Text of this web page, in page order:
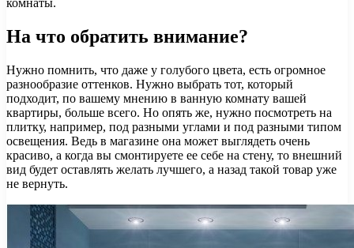
комнаты.
На что обратить внимание?
Нужно помнить, что даже у голубого цвета, есть огромное
разнообразие оттенков. Нужно выбрать тот, который
подходит, по вашему мнению в ванную комнату вашей
квартиры, больше всего. Но опять же, нужно посмотреть на
плитку, например, под разными углами и под разными типом
освещения. Ведь в магазине она может выглядеть очень
красиво, а когда вы смонтируете ее себе на стену, то внешний
вид будет оставлять желать лучшего, а назад такой товар уже
не вернуть.